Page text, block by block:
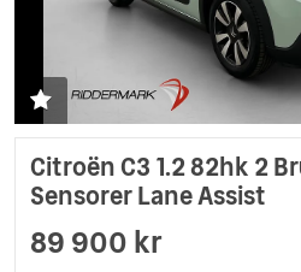
Citroën C3 1.2 82hk 2
Sensorer Lane Assist
89 900 kr